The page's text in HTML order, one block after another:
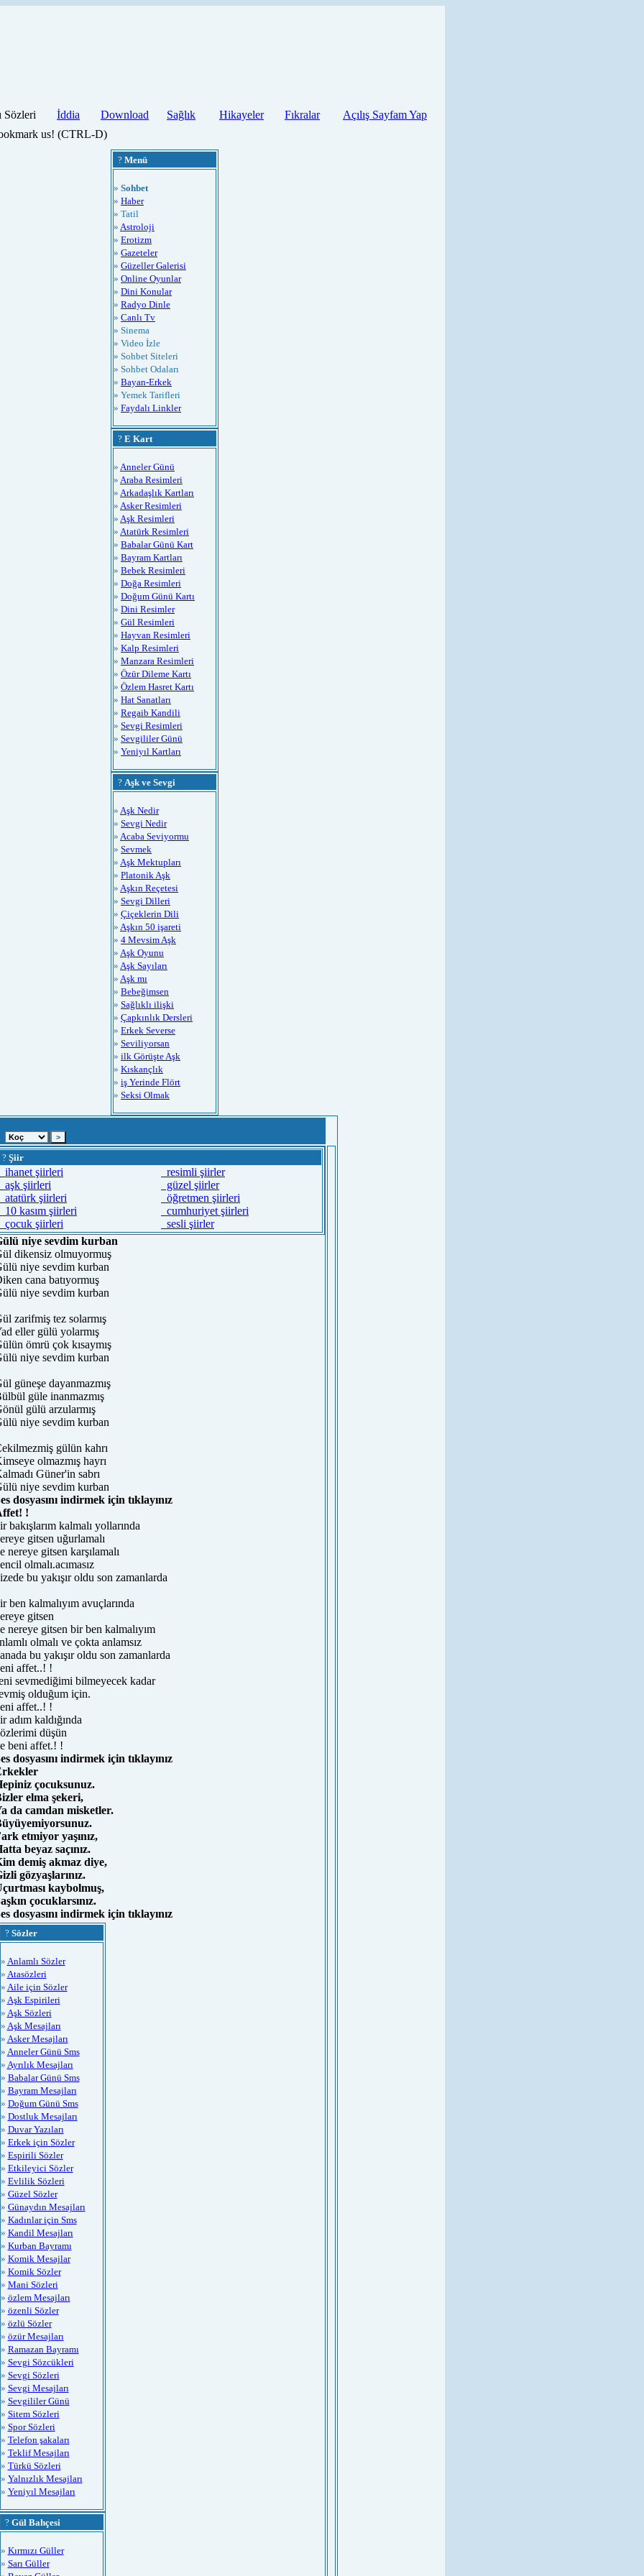
Sözleri İddia Download Sağlık Hikayeler Fıkralar
Açılış Sayfam Yap
us! (CTRL-D)
? Menü
» Sohbet
» Haber
» Tatil
» Astroloji
» Erotizm
» Gazeteler
» Güzeller Galerisi
» Online Oyunlar
» Dini Konular
» Radyo Dinle
» Canlı Tv
» Sinema
» Video İzle
» Sohbet Siteleri
» Sohbet Odaları
» Bayan-Erkek
» Yemek Tarifleri
» Faydalı Linkler
? E Kart
» Anneler Günü
» Araba Resimleri
» Arkadaşlık Kartları
» Asker Resimleri
» Aşk Resimleri
» Atatürk Resimleri
» Babalar Günü Kart
» Bayram Kartları
» Bebek Resimleri
» Doğa Resimleri
» Doğum Günü Kartı
» Dini Resimler
» Gül Resimleri
» Hayvan Resimleri
» Kalp Resimleri
» Manzara Resimleri
» Özür Dileme Kartı
» Özlem Hasret Kartı
» Hat Sanatları
» Regaib Kandili
» Sevgi Resimleri
» Sevgililer Günü
» Yeniyıl Kartları
? Aşk ve Sevgi
» Aşk Nedir
» Sevgi Nedir
» Acaba Seviyormu
» Sevmek
» Aşk Mektupları
» Platonik Aşk
» Aşkın Reçetesi
» Sevgi Dilleri
» Çiçeklerin Dili
» Aşkın 50 işareti
» 4 Mevsim Aşk
» Aşk Oyunu
» Aşk Sayıları
» Aşk mı
» Bebeğimsen
» Sağlıklı ilişki
» Çapkınlık Dersleri
» Erkek Severse
» Seviliyorsan
» ilk Görüşte Aşk
» Kıskançlık
» iş Yerinde Flört
» Seksi Olmak
? Şiir
ihanet şiirleri
aşk şiirleri
atatürk şiirleri
10 kasım şiirleri
çocuk şiirleri
resimli şiirler
güzel şiirler
öğretmen şiirleri
cumhuriyet şiirleri
sesli şiirler
niye sevdim kurban
dikensiz olmuyormuş
niye sevdim kurban
cana batıyormuş
niye sevdim kurban
zarifmiş tez solarmış
eller gülü yolarmış
ömrü çok kısaymış
niye sevdim kurban
güneşe dayanmazmış
güle inanmazmış
gülü arzularmış
niye sevdim kurban
gülün kahrı
olmazmış hayrı
Güner'in sabrı
niye sevdim kurban
dosyasını indirmek için tıklayınız
!
bakışlarım kalmalı yollarında
gitsen uğurlamalı
nereye gitsen karşılamalı
olmalı.acımasız
bu yakışır oldu son zamanlarda
ben kalmalıyım avuçlarında
gitsen
nereye gitsen bir ben kalmalıyım
olmalı ve çokta anlamsız
bu yakışır oldu son zamanlarda
affet..! !
sevmediğimi bilmeyecek kadar
olduğum için.
affet..! !
adım kaldığında
düşün
beni affet.! !
dosyasını indirmek için tıklayınız
çocuksunuz.
elma şekeri,
da camdan misketler.
etmiyor yaşınız,
beyaz saçınız.
demiş akmaz diye,
gözyaşlarınız.
kaybolmuş,
çocuklarsınız.
dosyasını indirmek için tıklayınız
? Sözler
» Anlamlı Sözler
» Atasözleri
» Aile için Sözler
» Aşk Espirileri
» Aşk Sözleri
» Aşk Mesajları
» Asker Mesajları
» Anneler Günü Sms
» Ayrılık Mesajları
» Babalar Günü Sms
» Bayram Mesajları
» Doğum Günü Sms
» Dostluk Mesajları
» Duvar Yazıları
» Erkek için Sözler
» Espirili Sözler
» Etkileyici Sözler
» Evlilik Sözleri
» Güzel Sözler
» Günaydın Mesajları
» Kadınlar için Sms
» Kandil Mesajları
» Kurban Bayramı
» Komik Mesajlar
» Komik Sözler
» Mani Sözleri
» özlem Mesajları
» özenli Sözler
» özlü Sözler
» özür Mesajları
» Ramazan Bayramı
» Sevgi Sözcükleri
» Sevgi Sözleri
» Sevgi Mesajları
» Sevgililer Günü
» Sitem Sözleri
» Spor Sözleri
» Telefon şakaları
» Teklif Mesajları
» Türkü Sözleri
» Yalnızlık Mesajları
» Yeniyıl Mesajları
? Gül Bahçesi
» Kırmızı Güller
» Sarı Güller